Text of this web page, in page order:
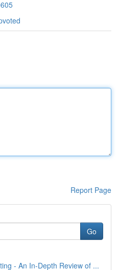
Report Page
Go
- An In-Depth Review of ...